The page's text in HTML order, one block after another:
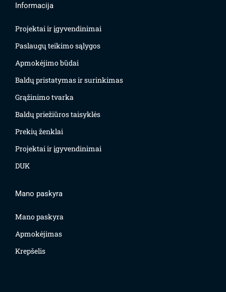
Informacija
Projektai ir įgyvendinimai
Paslaugų teikimo sąlygos
Apmokėjimo būdai
Baldų pristatymas ir surinkimas
Grąžinimo tvarka
Baldų priežiūros taisyklės
Prekių ženklai
Projektai ir įgyvendinimai
DUK
Mano paskyra
Mano paskyra
Apmokėjimas
Krepšelis